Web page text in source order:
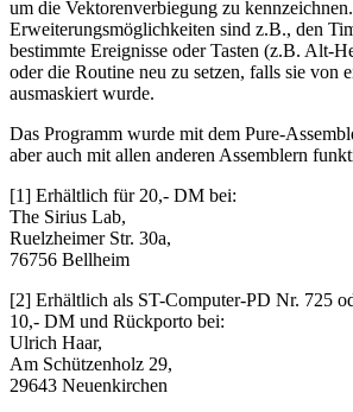
um die Vektorenverbiegung zu kennzeichnen.
Erweiterungsmöglichkeiten sind z.B., den
bestimmte Ereignisse oder Tasten (z.B. Alt-
oder die Routine neu zu setzen, falls sie von
ausmaskiert wurde.
Das Programm wurde mit dem Pure-
aber auch mit allen anderen Assemblern
[1] Erhältlich für 20,- DM bei:
The Sirius Lab,
Ruelzheimer Str. 30a,
76756 Bellheim
[2] Erhältlich als ST-Computer-PD Nr. 725
10,- DM und Rückporto bei:
Ulrich Haar,
Am Schützenholz 29,
29643 Neuenkirchen